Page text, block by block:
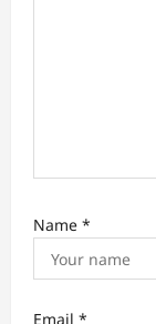
Name *
Email *